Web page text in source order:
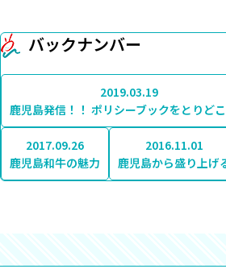
バックナンバー
2019.03.19
鹿児島発信！！ ポリシーブックをとりど
2017.09.26
鹿児島和牛の魅力
2016.11.01
鹿児島から盛り上げ